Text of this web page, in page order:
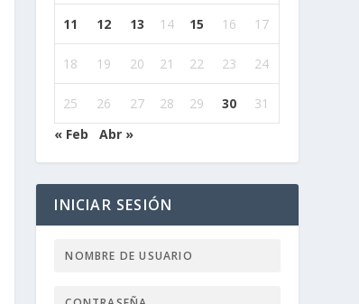
11 12 13 14 15 16 17
18 19 20 21 22 23 24
25 26 27 28 29 30
31
« Feb
Abr »
INICIAR SESIÓN